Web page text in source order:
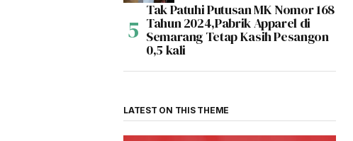
Tak Patuhi Putusan MK Nomor 168
Tahun 2024,Pabrik Apparel di
Semarang Tetap Kasih Pesangon
0,5 kali
LATEST ON THIS THEME